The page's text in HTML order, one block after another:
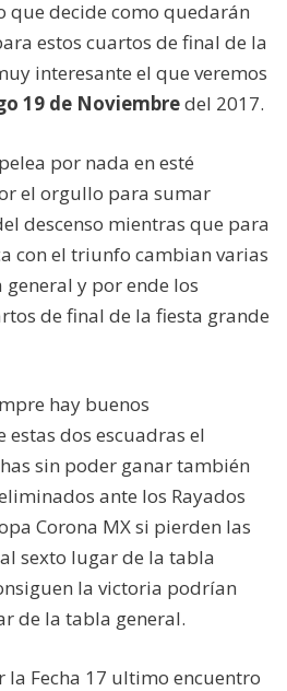
que decide como quedarán
estos cuartos de final de la
interesante el que veremos
19 de Noviembredel 2017.
por nada en esté
el orgullo para sumar
descenso mientras que para
con el triunfo cambian varias
y por ende los
de final de la fiesta grande
hay buenos
dos escuadras el
sin poder ganar también
ante los Rayados
Corona MX si pierden las
sexto lugar de la tabla
la victoria podrían
de la tabla general.
la Fecha 17 ultimo encuentro